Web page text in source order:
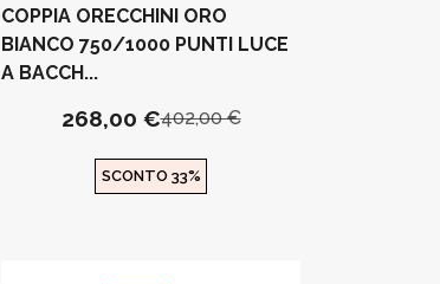
COPPIA ORECCHINI ORO
BIANCO 750/1000 PUNTI LUCE
A BACCH...
268,00 €402,00 €
SCONTO 33%